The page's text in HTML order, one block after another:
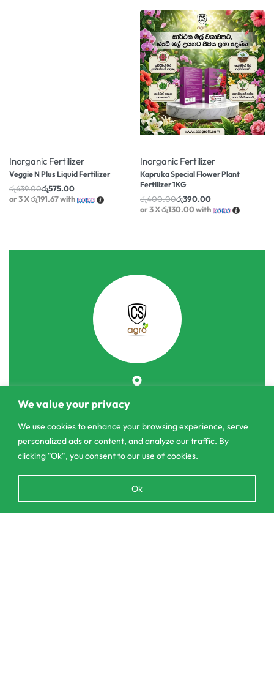
We value your privacy
We use cookies to enhance your browsing experience, serve
personalized ads or content, and analyze our traffic. By
clicking "Ok", you consent to our use of cookies.
Ok
Inorganic Fertilizer
Veggie N Plus Liquid Fertilizer
රු639.00රු575.00
or 3 Xරු191.67with
Inorganic Fertilizer
Kapruka Special Flower Plant
Fertilizer 1KG
රු400.00රු390.00
or 3 Xරු130.00with
Pannipitiya
contact@csagrolk.com
011 2 841 996
Home
chaty